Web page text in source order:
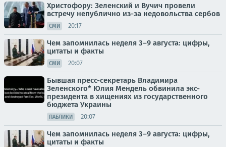
Христофору: Зеленский и Вучич провели
встречу непублично из-за недовольства сербов
СМИ 20:17
Чем запомнилась неделя 3–9 августа: цифры,
цитаты и факты
СМИ 20:07
Бывшая пресс-секретарь Владимира
Зеленского* Юлия Мендель обвинила экс-
президента в хищениях из государственного
бюджета Украины
ПАБЛИКИ 20:07
Чем запомнилась неделя 3–9 августа: цифры,
цитаты и факты